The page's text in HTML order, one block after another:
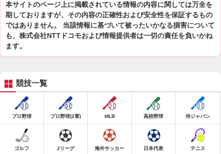
本サイトのページ上に掲載されている情報の内容に関しては万全を
期しておりますが、その内容の正確性および安全性を保証するもの
ではありません。 当該情報に基づいて被ったいかなる損害について
も、株式会社NTTドコモおよび情報提供者は一切の責任を負いかね
ます。
競技一覧
プロ野球 プロ野球(2軍) MLB 高校野球 侍ジャパン
ゴルフ Jリーグ 海外サッカー 日本代表 テニス